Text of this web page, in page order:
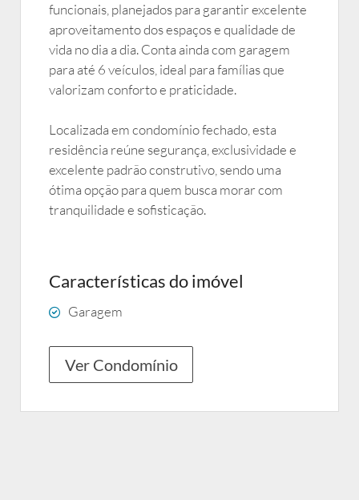
funcionais, planejados para garantir excelente
aproveitamento dos espaços e qualidade de
vida no dia a dia. Conta ainda com garagem
para até 6 veículos, ideal para famílias que
valorizam conforto e praticidade.
Localizada em condomínio fechado, esta
residência reúne segurança, exclusividade e
excelente padrão construtivo, sendo uma
ótima opção para quem busca morar com
tranquilidade e sofisticação.
Características do imóvel
Garagem
Ver Condomínio